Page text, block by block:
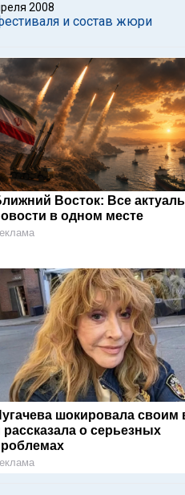
2008
и состав жюри
Восток: Все
в одном месте
шокировала своим
рассказала о серьезных